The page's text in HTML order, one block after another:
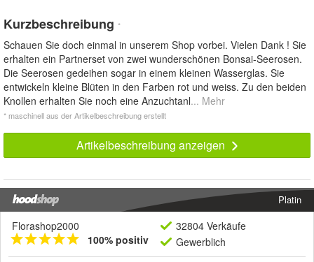
Kurzbeschreibung *
Schauen Sie doch einmal in unserem Shop vorbei. Vielen Dank ! Sie
erhalten ein Partnerset von zwei wunderschönen Bonsai-Seerosen.
Die Seerosen gedeihen sogar in einem kleinen Wasserglas. Sie
entwickeln kleine Blüten in den Farben rot und weiss. Zu den beiden
Knollen erhalten Sie noch eine Anzuchtanl... Mehr
* maschinell aus der Artikelbeschreibung erstellt
Artikelbeschreibung anzeigen
Platin
Florashop2000
100% positiv
32804 Verkäufe
Gewerblich